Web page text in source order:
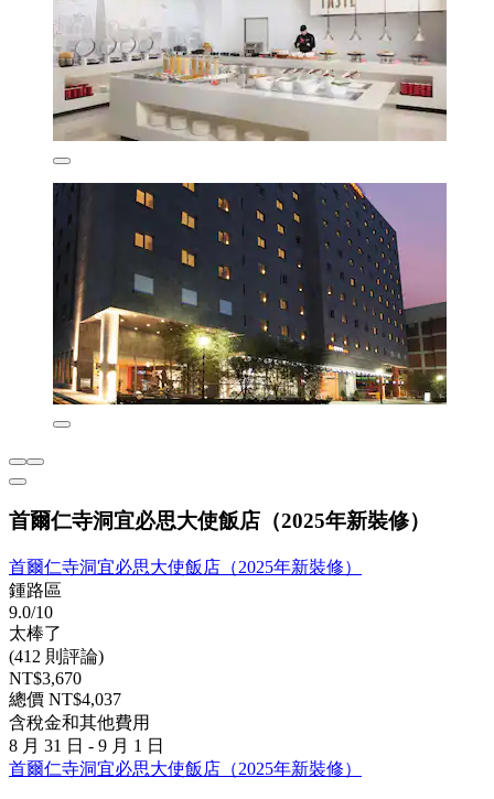
首爾仁寺洞宜必思大使飯店（2025年新裝修）
首爾仁寺洞宜必思大使飯店（2025年新裝修）
鍾路區
9.0/10
太棒了
(412 則評論)
NT$3,670
總價 NT$4,037
含稅金和其他費用
8 月 31 日 - 9 月 1 日
首爾仁寺洞宜必思大使飯店（2025年新裝修）